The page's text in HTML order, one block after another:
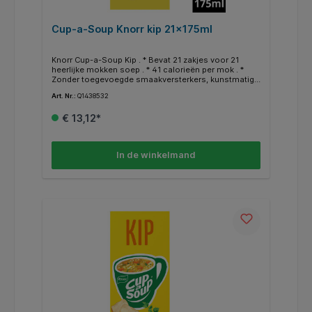
Cup-a-Soup Knorr kip 21x175ml
Knorr Cup-a-Soup Kip . * Bevat 21 zakjes voor 21
heerlijke mokken soep . * 41 calorieën per mok . *
Zonder toegevoegde smaakversterkers, kunstmatige
snel te bereiden . * Een heerlijk tussendoortje .
Art. Nr.: Q1438532
€ 13,12*
In de winkelmand